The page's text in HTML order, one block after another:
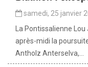
samedi, 25 janvier
La Pontissalienne
après-midi la
Antholz Anterselva,...